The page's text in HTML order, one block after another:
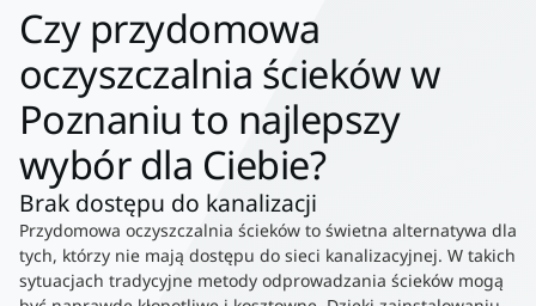
Czy przydomowa
oczyszczalnia ścieków w
Poznaniu to najlepszy
wybór dla Ciebie?
Brak dostępu do kanalizacji
Przydomowa oczyszczalnia ścieków to świetna alternatywa dla
tych, którzy nie mają dostępu do sieci kanalizacyjnej. W takich
sytuacjach tradycyjne metody odprowadzania ścieków mogą